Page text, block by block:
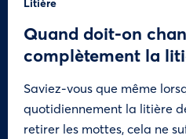
Litière
Quand doit-on
complètement la
Saviez-vous que même
quotidiennement la litière
retirer les mottes, cela ne